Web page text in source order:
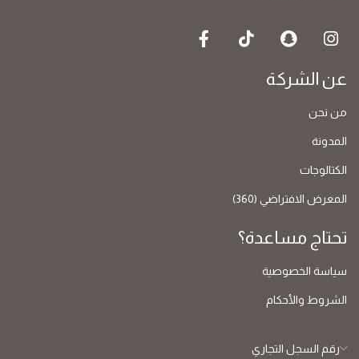
عن الشركة
من نحن
المدونة
الكتالوجات
المعرض الافتراضي (360)
تحتاج مساعدة؟
سياسة الخصوصية
الشروط والأحكام
رقم السجل التجاري